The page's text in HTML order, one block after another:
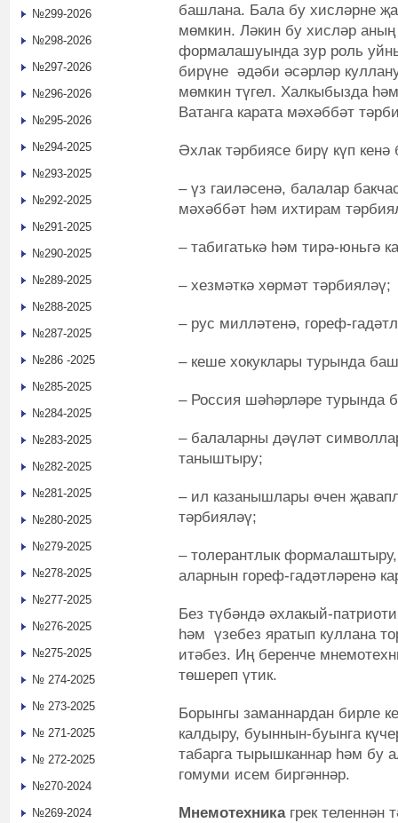
башлана. Бала бу хисләрне
мөмкин. Ләкин бу хисләр
формалашуында зур роль
бирүне әдәби әсәрләр
мөмкин түгел. Халкыбызда
Ватанга карата мәхәббәт
Әхлак тәрбиясе бирү күп
– үз гаиләсенә, балалар
мәхәббәт һәм ихтирам
– табигатькә һәм тирә-юньгә
– хезмәткә хөрмәт тәрбияләү;
– рус милләтенә, гореф-
– кеше хокуклары турында
– Россия шәһәрләре турында
– балаларны дәүләт
таныштыру;
– ил казанышлары өчен
тәрбияләү;
– толерантлык
аларнын гореф-гадәтләренә
Без түбәндә әхлакый-
һәм үзебез яратып куллана
итәбез. Иң беренче
төшереп үтик.
Борынгы заманнардан бирле
калдыру, буыннын-буынга
табарга тырышканнар һәм бу
гомуми исем биргәннәр.
Мнемотехникагрек теленнән
№299-2026
№298-2026
№297-2026
№296-2026
№295-2026
№294-2025
№293-2025
№292-2025
№291-2025
№290-2025
№289-2025
№288-2025
№287-2025
№286 -2025
№285-2025
№284-2025
№283-2025
№282-2025
№281-2025
№280-2025
№279-2025
№278-2025
№277-2025
№276-2025
№275-2025
№ 274-2025
№ 273-2025
№ 271-2025
№ 272-2025
№270-2024
№269-2024